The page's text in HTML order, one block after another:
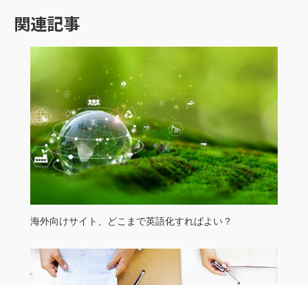
関連記事
海外向けサイト、どこまで英語化すればよい？